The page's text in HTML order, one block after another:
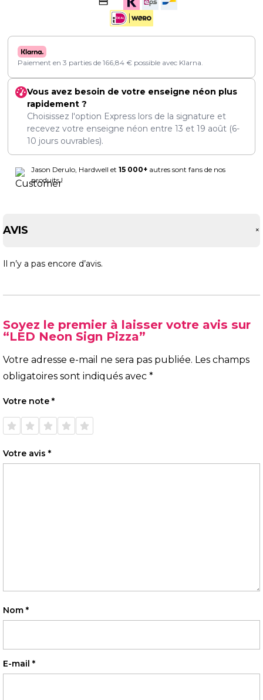
Paiement en 3 parties de 166,84 € possible avec Klarna.
Vous avez besoin de votre enseigne néon plus
rapidement ?
Choisissez l'option Express lors de la signature et
recevez votre enseigne néon entre 13 et 19 août (6-
10 jours ouvrables).
Jason Derulo, Hardwell et 15 000+ autres sont fans de nos
produits !
AVIS +
Il n’y a pas encore d’avis.
Soyez le premier à laisser votre avis sur
“LED Neon Sign Pizza”
Votre adresse e-mail ne sera pas publiée. Les champs
obligatoires sont indiqués avec *
Votre note *
1 étoile
sur 5
2 étoiles
sur 5
3 étoiles
sur 5
4 étoiles
sur 5
5 étoiles
sur 5
Votre avis *
Nom *
E-mail *